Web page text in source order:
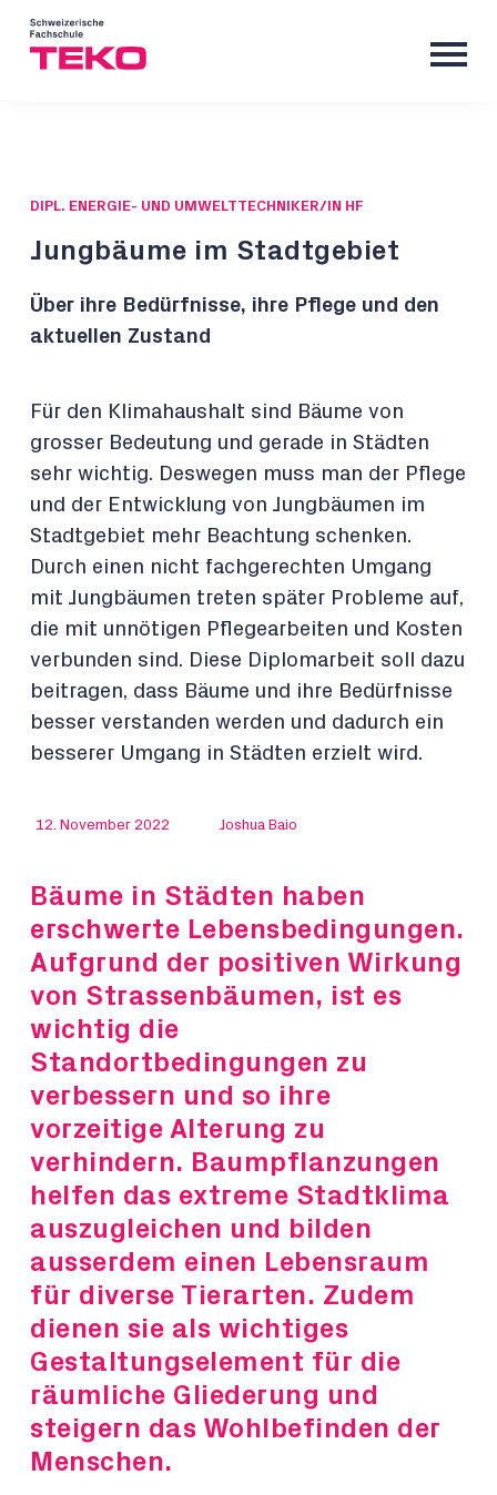
DIPL. ENERGIE- UND UMWELTTECHNIKER/IN HF
Jungbäume im Stadtgebiet
Über ihre Bedürfnisse, ihre Pflege und den
aktuellen Zustand
Für den Klimahaushalt sind Bäume von
grosser Bedeutung und gerade in Städten
sehr wichtig. Deswegen muss man der Pflege
und der Entwicklung von Jungbäumen im
Stadtgebiet mehr Beachtung schenken.
Durch einen nicht fachgerechten Umgang
mit Jungbäumen treten später Probleme auf,
die mit unnötigen Pflegearbeiten und Kosten
verbunden sind. Diese Diplomarbeit soll dazu
beitragen, dass Bäume und ihre Bedürfnisse
besser verstanden werden und dadurch ein
besserer Umgang in Städten erzielt wird.
12. November 2022 Joshua Baio
Bäume in Städten haben
erschwerte Lebensbedingungen.
Aufgrund der positiven Wirkung
von Strassenbäumen, ist es
wichtig die
Standortbedingungen zu
verbessern und so ihre
vorzeitige Alterung zu
verhindern. Baumpflanzungen
helfen das extreme Stadtklima
auszugleichen und bilden
ausserdem einen Lebensraum
für diverse Tierarten. Zudem
dienen sie als wichtiges
Gestaltungselement für die
räumliche Gliederung und
steigern das Wohlbefinden der
Menschen.